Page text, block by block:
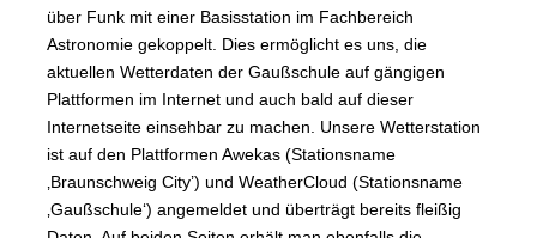
über Funk mit einer Basisstation im Fachbereich
Astronomie gekoppelt. Dies ermöglicht es uns, die
aktuellen Wetterdaten der Gaußschule auf gängigen
Plattformen im Internet und auch bald auf dieser
Internetseite einsehbar zu machen. Unsere Wetterstation
ist auf den Plattformen Awekas (Stationsname
‚Braunschweig City’) und WeatherCloud (Stationsname
‚Gaußschule‘) angemeldet und überträgt bereits fleißig